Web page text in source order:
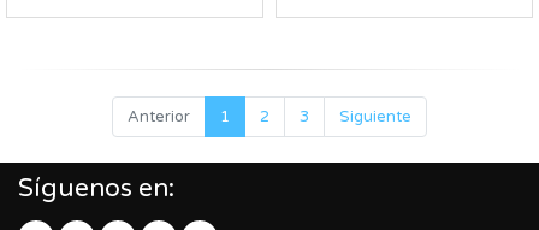
Anterior 1 2 3 Siguiente
Síguenos en: